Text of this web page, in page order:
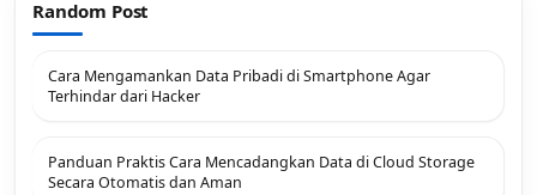
Random Post
Cara Mengamankan Data Pribadi di Smartphone Agar
Terhindar dari Hacker
Panduan Praktis Cara Mencadangkan Data di Cloud Storage
Secara Otomatis dan Aman